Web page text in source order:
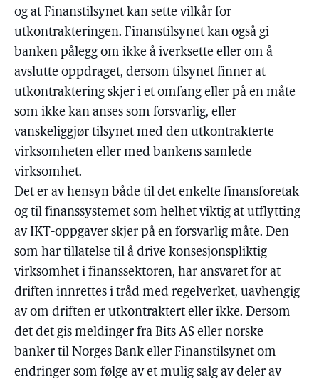
og at Finanstilsynet kan sette vilkår for
utkontrakteringen. Finanstilsynet kan også gi
banken pålegg om ikke å iverksette eller om å
avslutte oppdraget, dersom tilsynet finner at
utkontraktering skjer i et omfang eller på en måte
som ikke kan anses som forsvarlig, eller
vanskeliggjør tilsynet med den utkontrakterte
virksomheten eller med bankens samlede
virksomhet.
Det er av hensyn både til det enkelte finansforetak
og til finanssystemet som helhet viktig at utflytting
av IKT-oppgaver skjer på en forsvarlig måte. Den
som har tillatelse til å drive konsesjonspliktig
virksomhet i finanssektoren, har ansvaret for at
driften innrettes i tråd med regelverket, uavhengig
av om driften er utkontraktert eller ikke. Dersom
det det gis meldinger fra Bits AS eller norske
banker til Norges Bank eller Finanstilsynet om
endringer som følge av et mulig salg av deler av